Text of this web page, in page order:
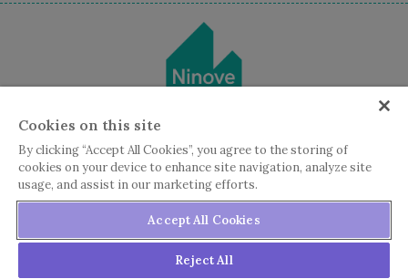
Cookies on this site
By clicking “Accept All Cookies”, you agree to the storing of
cookies on your device to enhance site navigation, analyze site
usage, and assist in our marketing efforts.
Accept All Cookies
Reject All